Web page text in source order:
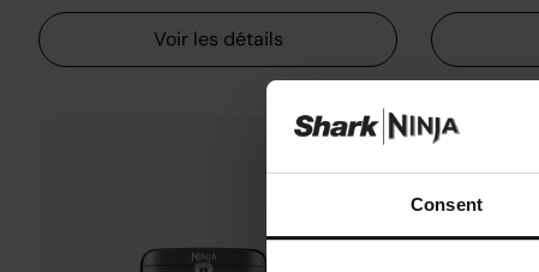
Consent
Voir les détails